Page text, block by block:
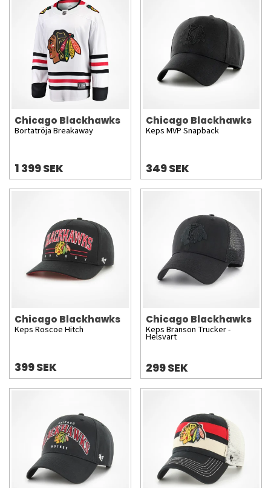
Chicago Blackhawks
Bortatröja Breakaway
1 399 SEK
Chicago Blackhawks
Keps MVP Snapback
349 SEK
Chicago Blackhawks
Keps Roscoe Hitch
399 SEK
Chicago Blackhawks
Keps Branson Trucker -
Helsvart
299 SEK